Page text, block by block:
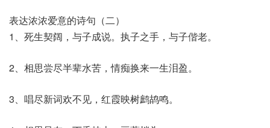
表达浓浓爱意的诗句（二）
1、死生契阔，与子成说。执子之手，与子偕老。
2、相思尝尽半辈水苦，情痴换来一生泪盈。
3、唱尽新词欢不见，红霞映树鹧鸪鸣。